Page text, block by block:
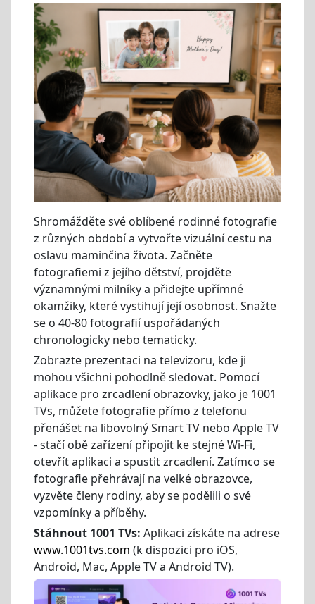
Shromážděte své oblíbené rodinné fotografie
z různých období a vytvořte vizuální cestu na
oslavu maminčina života. Začněte
fotografiemi z jejího dětství, projděte
významnými milníky a přidejte upřímné
okamžiky, které vystihují její osobnost. Snažte
se o 40-80 fotografií uspořádaných
chronologicky nebo tematicky.
Zobrazte prezentaci na televizoru, kde ji
mohou všichni pohodlně sledovat. Pomocí
aplikace pro zrcadlení obrazovky, jako je 1001
TVs, můžete fotografie přímo z telefonu
přenášet na libovolný Smart TV nebo Apple TV
- stačí obě zařízení připojit ke stejné Wi-Fi,
otevřít aplikaci a spustit zrcadlení. Zatímco se
fotografie přehrávají na velké obrazovce,
vyzvěte členy rodiny, aby se podělili o své
vzpomínky a příběhy.
Stáhnout 1001 TVs: Aplikaci získáte na adrese
www.1001tvs.com (k dispozici pro iOS,
Android, Mac, Apple TV a Android TV).